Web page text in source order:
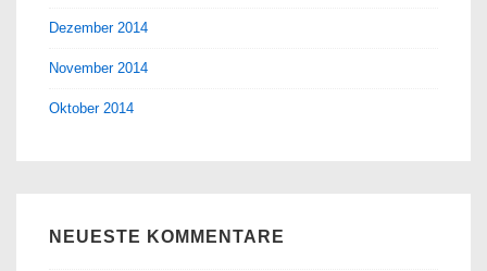
Dezember 2014
November 2014
Oktober 2014
NEUESTE KOMMENTARE